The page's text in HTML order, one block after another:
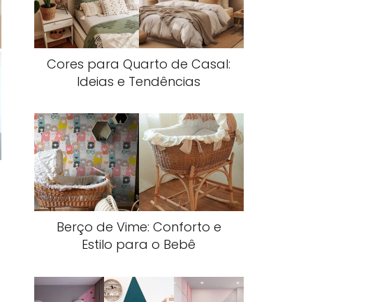
Cores para Quarto de Casal:
Ideias e Tendências
Berço de Vime: Conforto e
Estilo para o Bebê